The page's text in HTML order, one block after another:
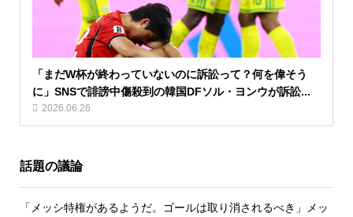
「まだW杯が終わっていないのに訴訟って？何を偉そう
に」SNSで誹謗中傷殺到の韓国DFソル・ヨンウが訴訟...
2026.06.26
話題の議論
「メッシ特権があるようだ。ゴールは取り消されるべき」メッ